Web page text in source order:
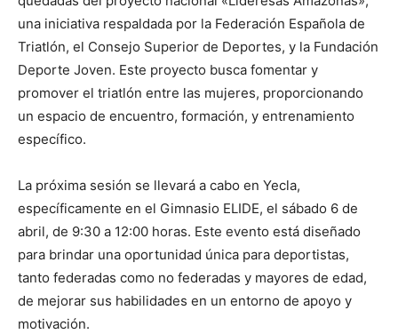
una iniciativa respaldada por la Federación Española de
Triatlón, el Consejo Superior de Deportes, y la Fundación
Deporte Joven. Este proyecto busca fomentar y
promover el triatlón entre las mujeres, proporcionando
un espacio de encuentro, formación, y entrenamiento
específico.
La próxima sesión se llevará a cabo en Yecla,
específicamente en el Gimnasio ELIDE, el sábado 6 de
abril, de 9:30 a 12:00 horas. Este evento está diseñado
para brindar una oportunidad única para deportistas,
tanto federadas como no federadas y mayores de edad,
de mejorar sus habilidades en un entorno de apoyo y
motivación.